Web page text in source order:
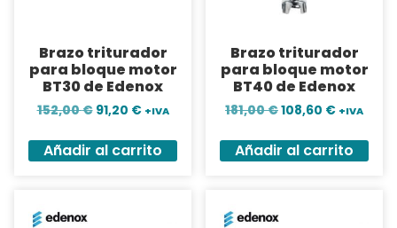
Brazo triturador
para bloque motor
BT30 de Edenox
152,00€ 91,20 € +IVA
Añadir al carrito
Brazo triturador
para bloque motor
BT40 de Edenox
181,00€108,60 € +IVA
Añadir al carrito